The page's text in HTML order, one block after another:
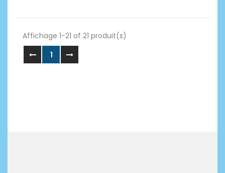
Affichage 1-21 of 21 produit(s)
1